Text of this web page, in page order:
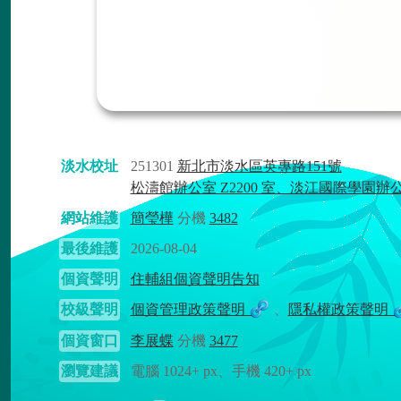
淡水校址 251301 新北市淡水區英專路151號
松濤館辦公室 Z2200 室、淡江國際學園辦
網站維護
簡瑩樺分機 3482
最後維護
2026-08-04
個資聲明
住輔組個資聲明告知
校級聲明
個資管理政策聲明 隱私權政策聲明
個資窗口 李展蝶 分機 3477
瀏覽建議
電腦 1024+ px、手機 420+ px